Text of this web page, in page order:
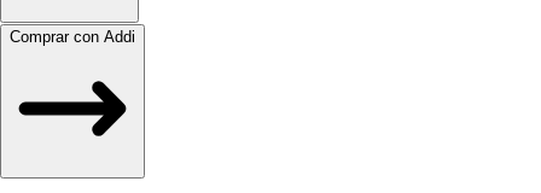
Comprar con Addi